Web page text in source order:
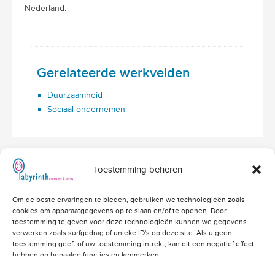
Toestemming beheren
Om de beste ervaringen te bieden, gebruiken we technologieën zoals
cookies om apparaatgegevens op te slaan en/of te openen. Door
toestemming te geven voor deze technologieën kunnen we gegevens
verwerken zoals surfgedrag of unieke ID's op deze site. Als u geen
toestemming geeft of uw toestemming intrekt, kan dit een negatief effect
Nederland.
Gerelateerde werkvelden
Duurzaamheid
Sociaal ondernemen
3526 VD Utrecht
info@labyrinthonderzoek.nl
bekijk op Google Maps